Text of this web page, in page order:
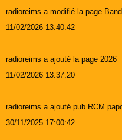
radioreims a modifié la page
11/02/2026 13:40:42
radioreims a ajouté la page 2026
11/02/2026 13:37:20
radioreims a ajouté pub RCM
30/11/2025 17:00:42